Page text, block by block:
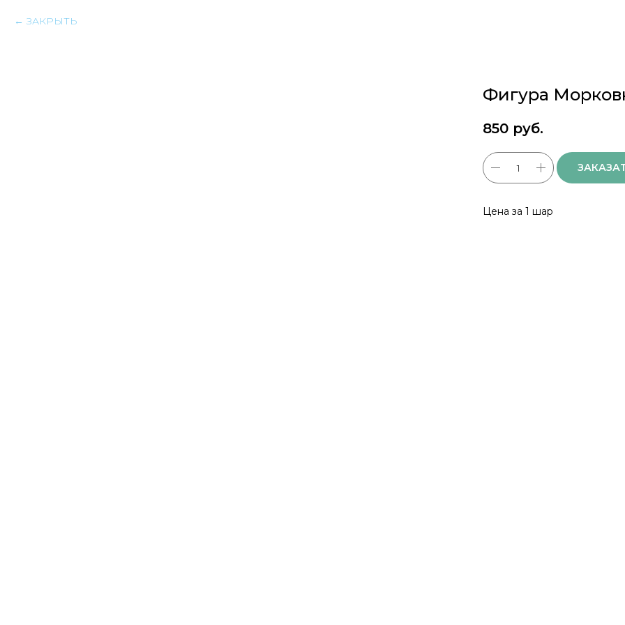
ЗАКРЫТЬ
Фигура
850 руб.
Цена за 1 шар